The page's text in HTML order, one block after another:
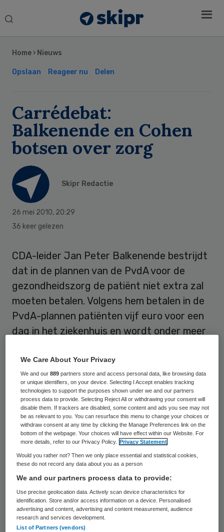
Search
Home › Nieuws
Opslaan Reageer nu Delen
Carrédebat:
Balkenende en Cohen
botsen over zorg
Skipr Redactie
26 mei 2010, 20:29
36 keer gelezen
CDA-leider Jan Peter Balkenende bestrijdt
dat in de plannen van de PvdA voor de
gezondheidszorg de patiënt niet extra zal
moeten betalen. Volgens hem betalen in de
PvdA-plannen patiënten vijf euro voor een
dag in het ziekenhuis en wordt onder meer
zeggen dat mensen niet meer moeten
betalen”, wierp Balkenende woensdagavond
PvdA-leider Job Cohen voor de voeten
tijdens het lijsttrekkersdebat in Carré in
Amsterdam.
Inkomensafhankelijke
zorgpremie
Cohen gaf aan dat zijn partij kiest voor een
inkomensafhankelijke zorgpremie en ‘een
goed zorgpakket’. “Als je dan patiënt bent,
Sidebar
We Care About Your Privacy
We and our889 partners store and access personal data, like browsing data
or unique identifiers, on your device. Selecting I Accept enables tracking
technologies to support the purposes shown under we and our partners
process data to provide. Selecting Reject All or withdrawing your consent will
disable them. If trackers are disabled, some content and ads you see may not
be as relevant to you. You can resurface this menu to change your choices or
withdraw consent at any time by clicking the Manage Preferences link on the
bottom of the webpage. Your choices will have effect within our Website. For
more details, refer to our Privacy Policy.
Privacy Statement
Would you rather not? Then we only place essential and statistical cookies,
these do not record any data about you as a person
We and our partners process data to provide:
Use precise geolocation data. Actively scan device characteristics for
identification. Store and/or access information on a device. Personalised
advertising and content, advertising and content measurement, audience
research and services development.
List of Partners (vendors)